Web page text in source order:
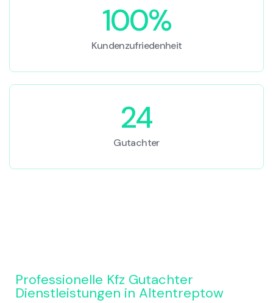
100%
Kundenzufriedenheit
24
Gutachter
Professionelle Kfz Gutachter
Dienstleistungen in Altentreptow